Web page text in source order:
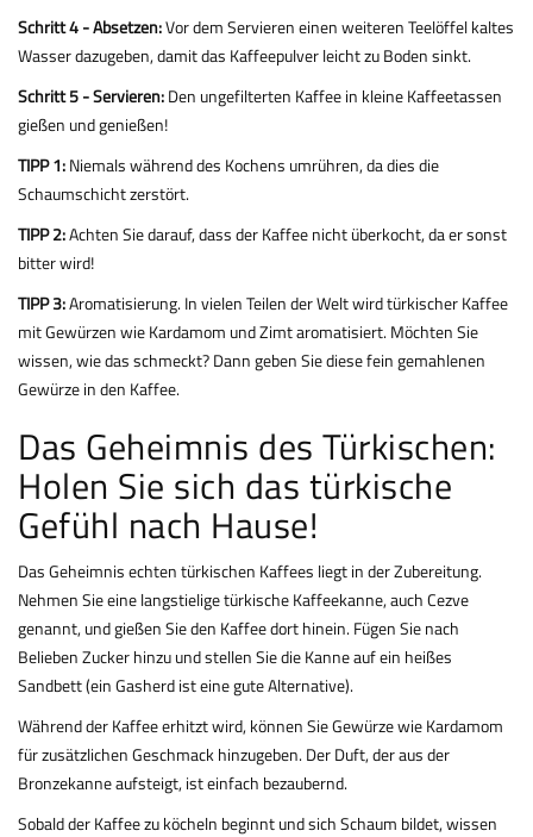
Schritt 4 - Absetzen:Vor dem Servieren einen weiteren Teelöffel kaltes
Wasser dazugeben, damit das Kaffeepulver leicht zu Boden sinkt.
Schritt 5 - Servieren:Den ungefilterten Kaffee in kleine Kaffeetassen
gießen und genießen!
TIPP 1:Niemals während des Kochens umrühren, da dies die
Schaumschicht zerstört.
TIPP 2:Achten Sie darauf, dass der Kaffee nicht überkocht, da er sonst
bitter wird!
TIPP 3:Aromatisierung. In vielen Teilen der Welt wird türkischer Kaffee
mit Gewürzen wie Kardamom und Zimt aromatisiert. Möchten Sie
wissen, wie das schmeckt? Dann geben Sie diese fein gemahlenen
Gewürze in den Kaffee.
Das Geheimnis des Türkischen:
Holen Sie sich das türkische
Gefühl nach Hause!
Das Geheimnis echten türkischen Kaffees liegt in der Zubereitung.
Nehmen Sie eine langstielige türkische Kaffeekanne, auch Cezve
genannt, und gießen Sie den Kaffee dort hinein. Fügen Sie nach
Belieben Zucker hinzu und stellen Sie die Kanne auf ein heißes
Sandbett (ein Gasherd ist eine gute Alternative).
Während der Kaffee erhitzt wird, können Sie Gewürze wie Kardamom
für zusätzlichen Geschmack hinzugeben. Der Duft, der aus der
Bronzekanne aufsteigt, ist einfach bezaubernd.
Sobald der Kaffee zu köcheln beginnt und sich Schaum bildet, wissen